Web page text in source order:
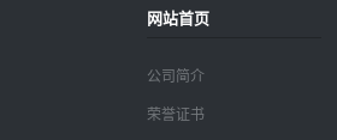
网站首页
公司简介
荣誉证书